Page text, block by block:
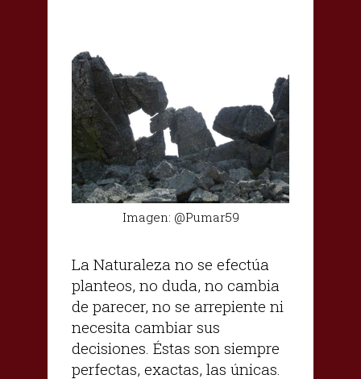
Imagen: @Pumar59
La Naturaleza no se efectúa
planteos, no duda, no cambia
de parecer, no se arrepiente ni
necesita cambiar sus
decisiones. Éstas son siempre
perfectas, exactas, las únicas.